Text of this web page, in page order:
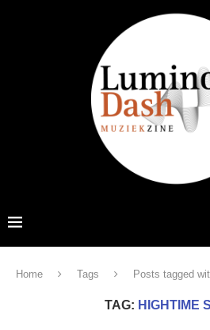
Home Tags Posts tagged
TAG: HIGHTIME